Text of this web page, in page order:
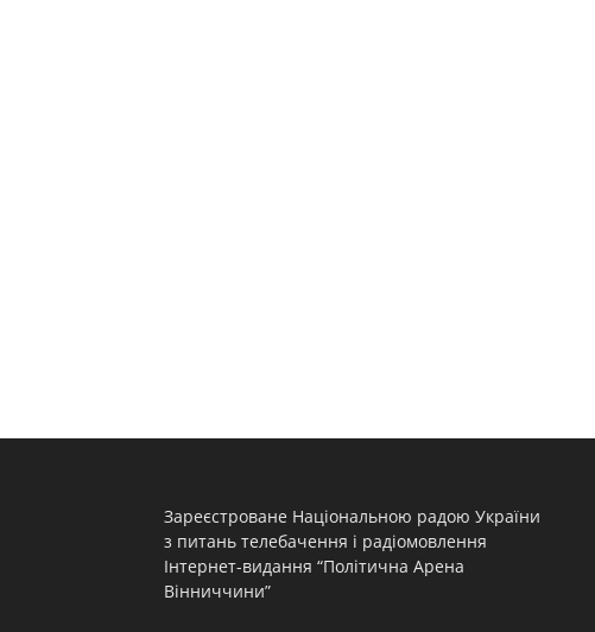
Зареєстроване Національною радою України
з питань телебачення і радіомовлення
Інтернет-видання “Політична Арена
Вінниччини”